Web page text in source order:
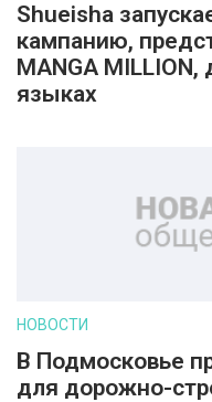
Shueisha
кампанию,
MANGA
языках
НОВОСТИ
В Подмосковье
для дорожно-